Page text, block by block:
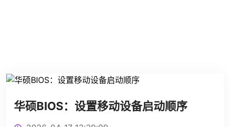
华硕BIOS：设置移动设备启动顺序